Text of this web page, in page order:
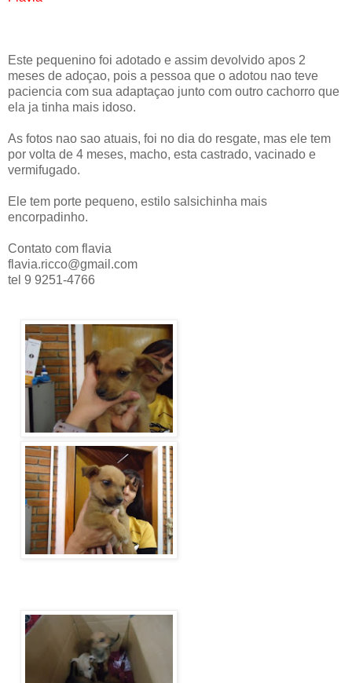
Este pequenino foi adotado e assim devolvido apos 2
meses de adoçao, pois a pessoa que o adotou nao teve
paciencia com sua adaptaçao junto com outro cachorro que
ela ja tinha mais idoso.
As fotos nao sao atuais, foi no dia do resgate, mas ele tem
por volta de 4 meses, macho, esta castrado, vacinado e
vermifugado.
Ele tem porte pequeno, estilo salsichinha mais
encorpadinho.
Contato com flavia
flavia.ricco@gmail.com
tel 9 9251-4766